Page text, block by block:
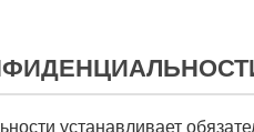
устанавливает